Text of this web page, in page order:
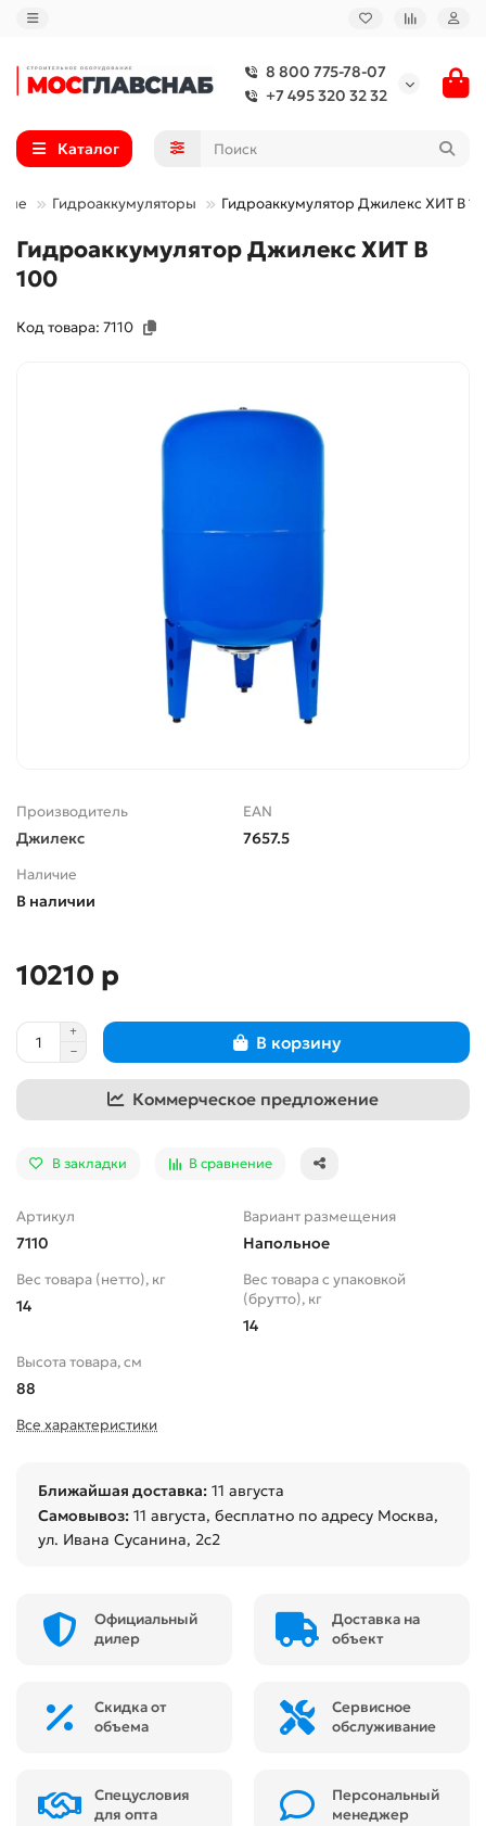
8 800 775-78-07
+7 495 320 32 32
Каталог
Гидроаккумуляторы Гидроаккумулятор Джилекс ХИТ В
Гидроаккумулятор Джилекс ХИТ В
100
Код товара: 7110
Производитель
Джилекс
EAN
7657.5
Наличие
В наличии
10210 р
В корзину
Коммерческое предложение
В закладки В сравнение
Артикул
7110
Вариант размещения
Напольное
Вес товара (нетто), кг
14
Вес товара с упаковкой
(брутто), кг
14
Высота товара, см
88
Все характеристики
Ближайшая доставка: 11 августа
Самовывоз: 11 августа, бесплатно по адресу Москва,
ул. Ивана Сусанина, 2с2
Официальный
дилер
Доставка на
объект
Скидка от
объема
Сервисное
обслуживание
Спецусловия
для опта
Персональный
менеджер